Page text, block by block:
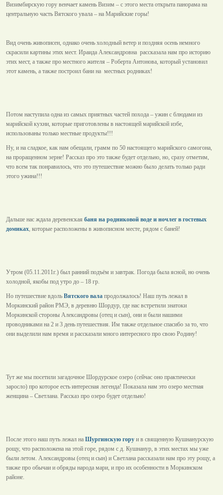
Визимбирскую гору венчает камень Визим – с этого места открыта панорама на
центральную часть Вятского увала – на Марийские горы!
Вид очень живописен, однако очень холодный ветер и поздняя осень немного
скрасили картины этих мест. Ираида Александровна рассказала нам про историю
этих мест, а также про местного жителя – Роберта Антонова, который установил
этот камень, а также построил бани на местных родниках!
Потом наступила одна из самых приятных частей похода – ужин с блюдами из
марийской кухни, которые приготовлены в настоящей марийской избе,
использованы только местные продукты!!!
Ну, и на сладкое, как нам обещали, грамм по 50 настоящего марийского самогона,
на проращенном зерне! Рассказ про это также будет отдельно, но, сразу отметим,
что всем так понравилось, что это путешествие можно было делать только ради
этого ужина!!!
Дальше нас ждала деревенская баня на родниковой воде и ночлег в гостевых
домиках, которые расположены в живописном месте, рядом с баней!
Утром (05.11.2011г.) был ранний подъём и завтрак. Погода была ясной, но очень
холодной, якобы под утро до – 18 гр.
Но путешествие вдоль Вятского вала продолжалось! Наш путь лежал в
Моркинский район РМЭ, в деревню Шордур, где нас встретили знатоки
Моркинской стороны Александровы (отец и сын), они и были нашими
проводниками на 2 и 3 день путешествия. Им также отдельное спасибо за то, что
они выделили нам время и рассказали много интересного про свою Родину!
Тут же мы посетили загадочное Шордурское озеро (сейчас оно практически
заросло) про которое есть интересная легенда! Показала нам это озеро местная
женщина – Светлана. Рассказ про озеро будет отдельно!
После этого наш путь лежал на Шургинскую гору и в священную Кушнанурскую
рощу, что расположена на этой горе, рядом с д. Кушнанур, в этих местах мы уже
были летом. Александровы (отец и сын) и Светлана рассказали нам про эту рощу, а
также про обычаи и обряды народа мари, и про их особенности в Моркинском
районе.